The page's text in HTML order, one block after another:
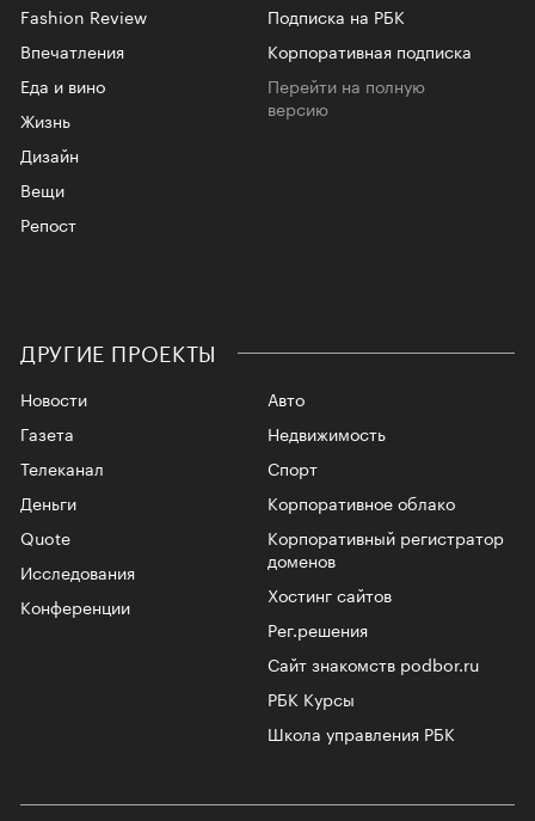
Fashion Review
Впечатления
Еда и вино
Жизнь
Дизайн
Вещи
Репост
Подписка на РБК
Корпоративная подписка
Перейти на полную
версию
ДРУГИЕ ПРОЕКТЫ
Новости
Газета
Телеканал
Авто
Недвижимость
Спорт
Корпоративное облако
Корпоративный регистратор
доменов
Хостинг сайтов
Рег.решения
Сайт знакомств podbor.ru
РБК Курсы
Школа управления РБК
Деньги
Quote
Исследования
Конференции